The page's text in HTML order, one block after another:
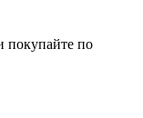
покупайте по